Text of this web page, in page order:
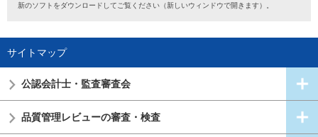
新のソフトをダウンロードしてご覧ください（新しいウィンドウで開きます）。
サイトマップ
公認会計士・ 監査審査会
品質管理レビューの審査・検査